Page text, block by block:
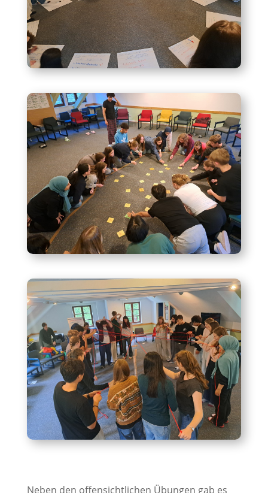
Neben den offensichtlichen Übungen gab es